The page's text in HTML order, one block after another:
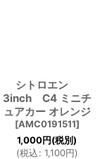
シトロエン
3inch C4 ミニチ
ュアカー オレンジ
[AMC0191511]
1,000円(税別)
(税込: 1,100円)